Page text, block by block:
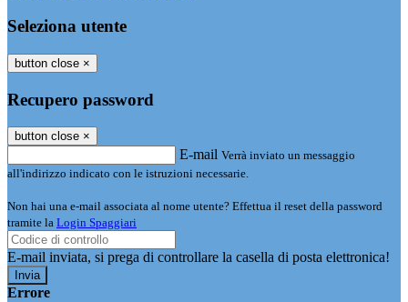
Seleziona utente
button close ×
Recupero password
button close ×
E-mail Verrà inviato un messaggio
all'indirizzo indicato con le istruzioni necessarie.
Non hai una e-mail associata al nome utente? Effettua il reset della password
tramite la Login Spaggiari
E-mail inviata, si prega di controllare la casella di posta elettronica!
Errore